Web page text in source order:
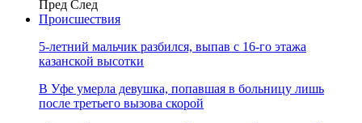
Пред След
Происшествия
5-летний мальчик разбился, выпав с 16-го этажа
казанской высотки
В Уфе умерла девушка, попавшая в больницу лишь
после третьего вызова скорой